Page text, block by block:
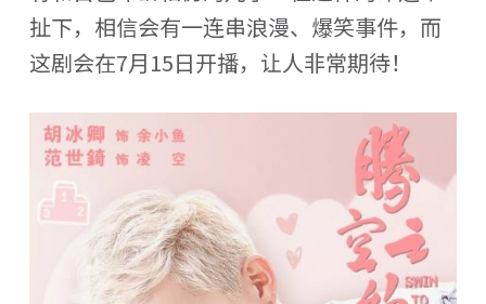
扯下，相信会有一连串浪漫、爆笑事件，而
这剧会在7月15日开播，让人非常期待！